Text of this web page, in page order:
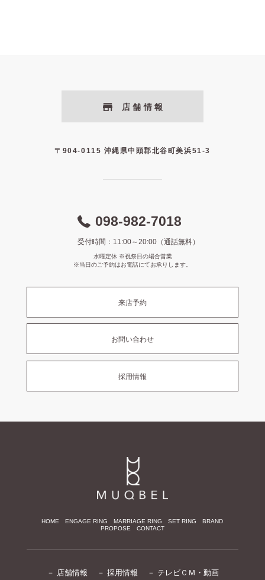
店舗情報
〒904-0115 沖縄県中頭郡北谷町美浜51-3
098-982-7018
受付時間：11:00～20:00（通話無料）
水曜定休 ※祝祭日の場合営業
※当日のご予約はお電話にてお承りします。
来店予約
お問い合わせ
採用情報
HOME ENGAGE RING MARRIAGE RING SET RING
BRAND
PROPOSE
CONTACT
－ 店舗情報 － 採用情報 － テレビＣＭ・動画